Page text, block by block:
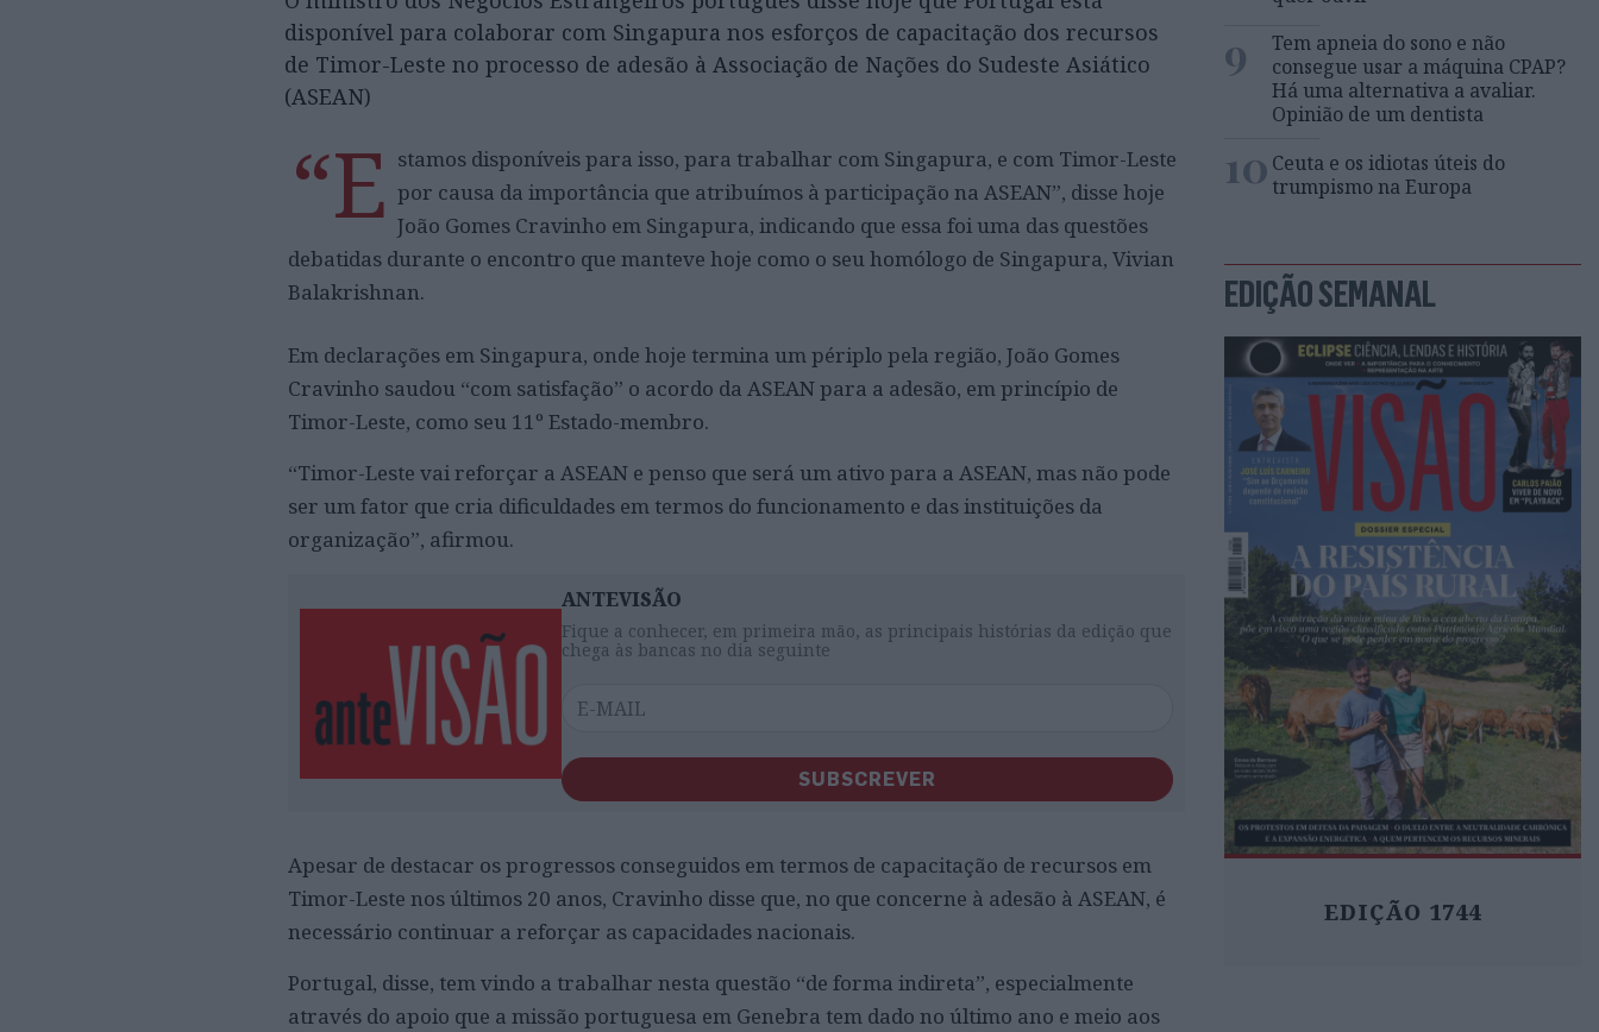
disponível para colaborar com Singapura nos esforços de capacitação dos recursos
de Timor-Leste no processo de adesão à Associação de Nações do Sudeste Asiático
(ASEAN)
“E stamos disponíveis para isso, para trabalhar com Singapura, e com Timor-Leste
por causa da importância que atribuímos à participação na ASEAN”, disse hoje
João Gomes Cravinho em Singapura, indicando que essa foi uma das questões
debatidas durante o encontro que manteve hoje como o seu homólogo de Singapura, Vivian
Balakrishnan.
Em declarações em Singapura, onde hoje termina um périplo pela região, João Gomes
Cravinho saudou “com satisfação” o acordo da ASEAN para a adesão, em princípio de
Timor-Leste, como seu 11º Estado-membro.
“Timor-Leste vai reforçar a ASEAN e penso que será um ativo para a ASEAN, mas não pode
ser um fator que cria dificuldades em termos do funcionamento e das instituições da
organização”, afirmou.
ANTEVISÃO
Fique a conhecer, em primeira mão, as principais histórias da edição que
chega às bancas no dia seguinte
SUBSCREVER
Apesar de destacar os progressos conseguidos em termos de capacitação de recursos em
Timor-Leste nos últimos 20 anos, Cravinho disse que, no que concerne à adesão à ASEAN, é
necessário continuar a reforçar as capacidades nacionais.
Portugal, disse, tem vindo a trabalhar nesta questão “de forma indireta”, especialmente
através do apoio que a missão portuguesa em Genebra tem dado no último ano e meio aos
9
Tem apneia do sono e não
consegue usar a máquina CPAP?
Há uma alternativa a avaliar.
Opinião de um dentista
10 Ceuta e os idiotas úteis do
trumpismo na Europa
EDIÇÃO SEMANAL
EDIÇÃO 1744